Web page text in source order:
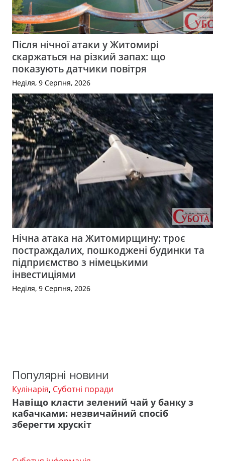
Після нічної атаки у Житомирі
скаржаться на різкий запах: що
показують датчики повітря
Неділя, 9 Серпня, 2026
Нічна атака на Житомирщину: троє
постраждалих, пошкоджені будинки та
підприємство з німецькими
інвестиціями
Неділя, 9 Серпня, 2026
Популярні новини
Кулінарія, Суботні поради
Навіщо класти зелений чай у банку з
кабачками: незвичайний спосіб
зберегти хрускіт